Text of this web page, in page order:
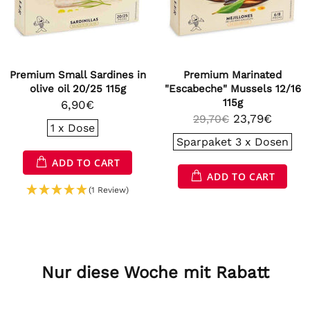
Premium Marinated
"Escabeche" Mussels 12/16
115g
29,70€ 23,79€
ADD TO CART
Premium Baby Squid
"Chipirones" in olive oil
111g
13,90€
SOLD OUT
Nur diese Woche mit Rabatt